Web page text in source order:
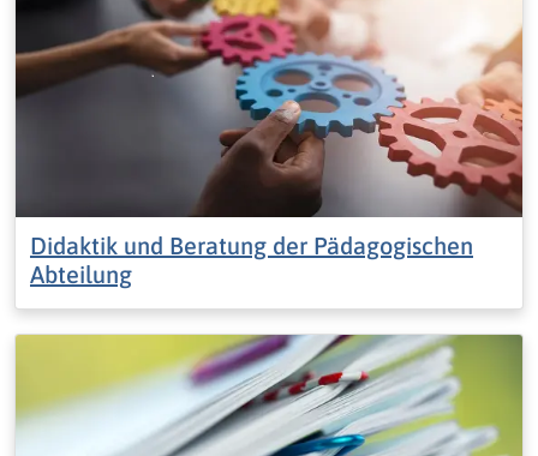
Didaktik und Beratung der Pädagogischen
Abteilung